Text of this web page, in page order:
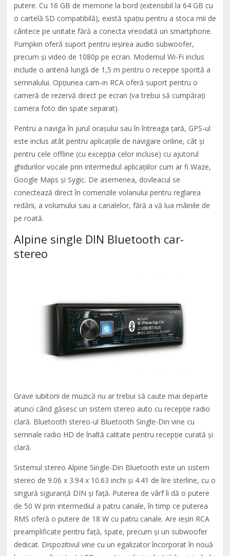
putere. Cu 16 GB de memorie la bord (extensibil la 64 GB cu
o cartelă SD compatibilă), există spațiu pentru a stoca mii de
cântece pe unitate fără a conecta vreodată un smartphone.
Pumpkin oferă suport pentru ieșirea audio subwoofer,
precum și video de 1080p pe ecran. Modemul Wi-Fi inclus
include o antenă lungă de 1,5 m pentru o recepție sporită a
semnalului. Opțiunea cam-in RCA oferă suport pentru o
cameră de rezervă direct pe ecran (va trebui să cumpărați
camera foto din spate separat).
Pentru a naviga în jurul orașului sau în întreaga țară, GPS-ul
este inclus atât pentru aplicațiile de navigare online, cât și
pentru cele offline (cu excepția celor incluse) cu ajutorul
ghidurilor vocale prin intermediul aplicațiilor cum ar fi Waze,
Google Maps și Sygic. De asemenea, dovleacul se
conectează direct în comenzile volanului pentru reglarea
redării, a volumului sau a canalelor, fără a vă lua mâinile de
pe roată.
Alpine single DIN Bluetooth car-
stereo
Grave iubitorii de muzică nu ar trebui să caute mai departe
atunci când găsesc un sistem stereo auto cu recepție radio
clară. Bluetooth stereo-ul Bluetooth Single-Din vine cu
semnale radio HD de înaltă calitate pentru recepție curată și
clară.
Sistemul stereo Alpine Single-Din Bluetooth este un sistem
stereo de 9.06 x 3.94 x 10.63 inchi și 4.41 de lire sterline, cu o
singură siguranță DIN și față. Puterea de vârf îi dă o putere
de 50 W prin intermediul a patru canale, în timp ce puterea
RMS oferă o putere de 18 W cu patru canale. Are ieșiri RCA
preamplificate pentru față, spate, precum și un subwoofer
dedicat. Dispozitivul vine cu un egalizator încorporat în nouă